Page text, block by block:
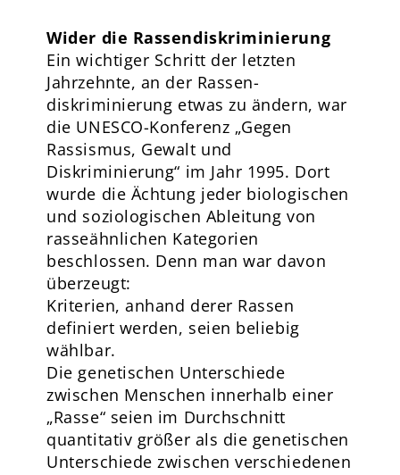
Wider die Rassendiskriminierung
Ein wichtiger Schritt der letzten
Jahrzehnte, an der Rassen-
diskriminierung etwas zu ändern, war
die UNESCO-Konferenz „Gegen
Rassismus, Gewalt und
Diskriminierung“ im Jahr 1995. Dort
wurde die Ächtung jeder biologischen
und soziologischen Ableitung von
rasseähnlichen Kategorien
beschlossen. Denn man war davon
überzeugt:
Kriterien, anhand derer Rassen
definiert werden, seien beliebig
wählbar.
Die genetischen Unterschiede
zwischen Menschen innerhalb einer
„Rasse“ seien im Durchschnitt
quantitativ größer als die genetischen
Unterschiede zwischen verschiedenen